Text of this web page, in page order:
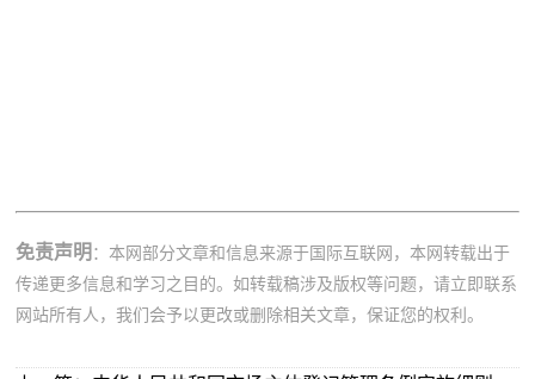
免责声明 ：本网部分文章和信息来源于国际互联网，本网转载出于
传递更多信息和学习之目的。如转载稿涉及版权等问题，请立即联系
网站所有人，我们会予以更改或删除相关文章，保证您的权利。